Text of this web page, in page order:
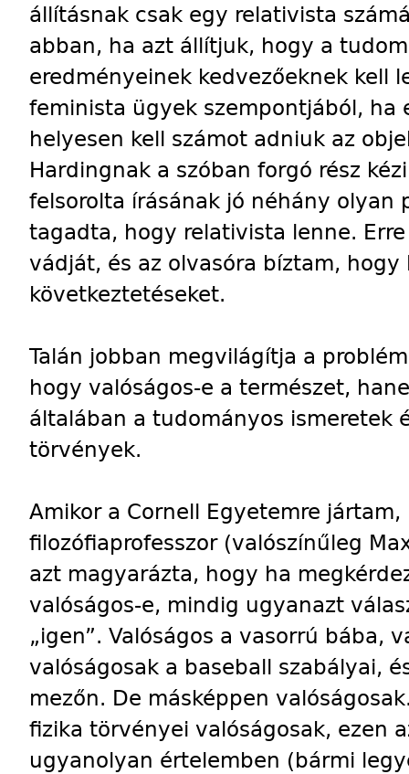
állításnak csak egy relativista
abban, ha azt állítjuk, hogy a
eredményeinek kedvezőeknek kell
feminista ügyek szempontjából, ha
helyesen kell számot adniuk az
Hardingnak a szóban forgó rész
felsorolta írásának jó néhány olyan
tagadta, hogy relativista lenne.
vádját, és az olvasóra bíztam,
következtetéseket.
Talán jobban megvilágítja a
hogy valóságos-e a természet,
általában a tudományos ismeretek
törvények.
Amikor a Cornell Egyetemre
filozófiaprofesszor (valószínűleg
azt magyarázta, hogy ha
valóságos-e, mindig ugyanazt
„igen”. Valóságos a vasorrú bába,
valóságosak a baseball szabályai,
mezőn. De másképpen
fizika törvényei valóságosak, ezen
ugyanolyan értelemben (bármi